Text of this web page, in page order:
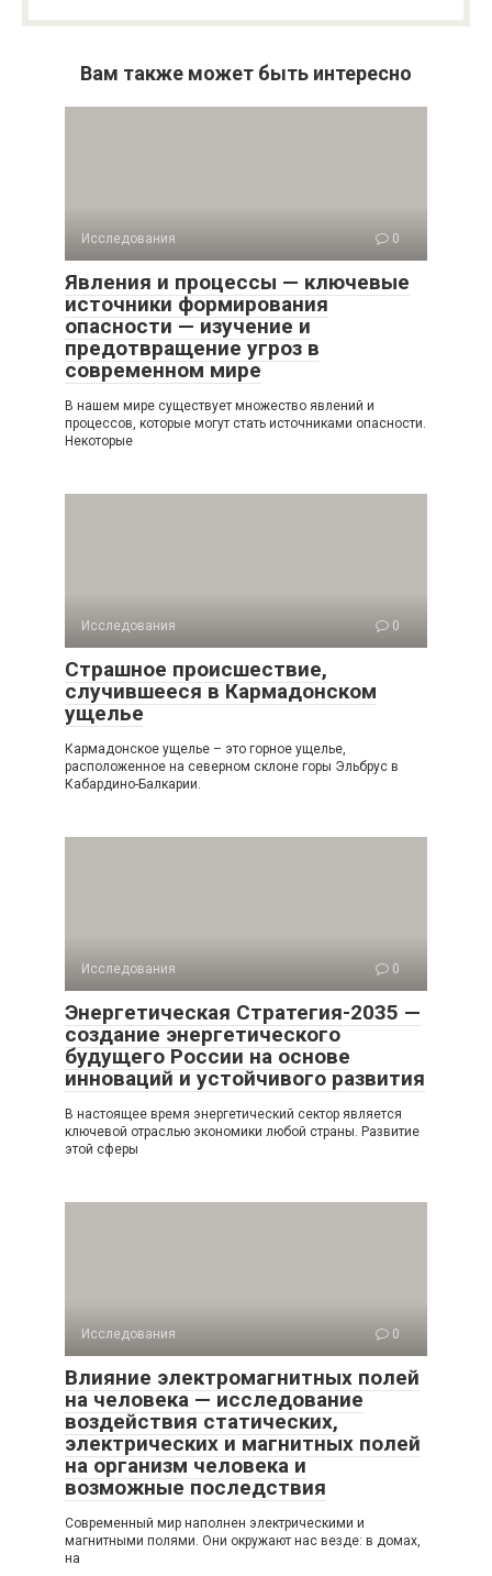
Вам также может быть интересно
Исследования 0
Явления и процессы — ключевые
источники формирования
опасности — изучение и
предотвращение угроз в
современном мире
В нашем мире существует множество явлений и
процессов, которые могут стать источниками опасности.
Некоторые
Исследования 0
Страшное происшествие,
случившееся в Кармадонском
ущелье
Кармадонское ущелье – это горное ущелье,
расположенное на северном склоне горы Эльбрус в
Кабардино-Балкарии.
Исследования 0
Энергетическая Стратегия-2035 —
создание энергетического
будущего России на основе
инноваций и устойчивого развития
В настоящее время энергетический сектор является
ключевой отраслью экономики любой страны. Развитие
этой сферы
Исследования 0
Влияние электромагнитных полей
на человека — исследование
воздействия статических,
электрических и магнитных полей
на организм человека и
возможные последствия
Современный мир наполнен электрическими и
магнитными полями. Они окружают нас везде: в домах,
на